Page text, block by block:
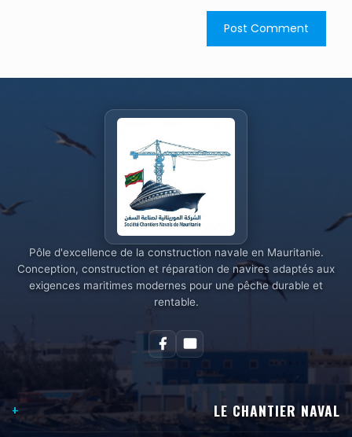
Pôle d'excellence de la construction navale en Mauritanie.
Conception, construction et réparation de navires adaptés aux
exigences maritimes modernes pour une pêche durable et
rentable.
LE CHANTIER NAVAL